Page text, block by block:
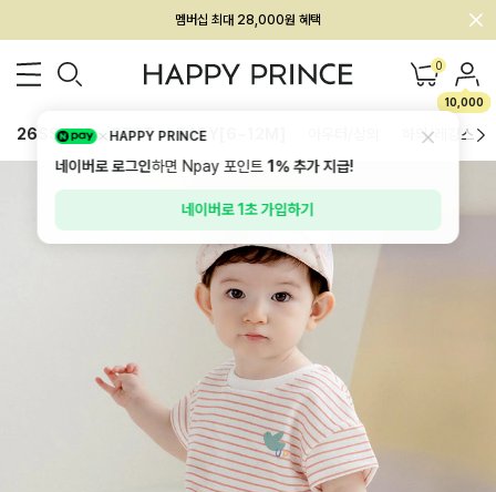
회원전용 아울렛, 가입하면 ~60% 할인!
멤버십 최대 28,000원 혜택 0
10,000
26SS 신상 BEST BABY[6~12M] 하의/레깅스
HAPPY PRINCE
네이버로 로그인하면 Npay 포인트1%추가 지급!
네이버로 1초 가입하기